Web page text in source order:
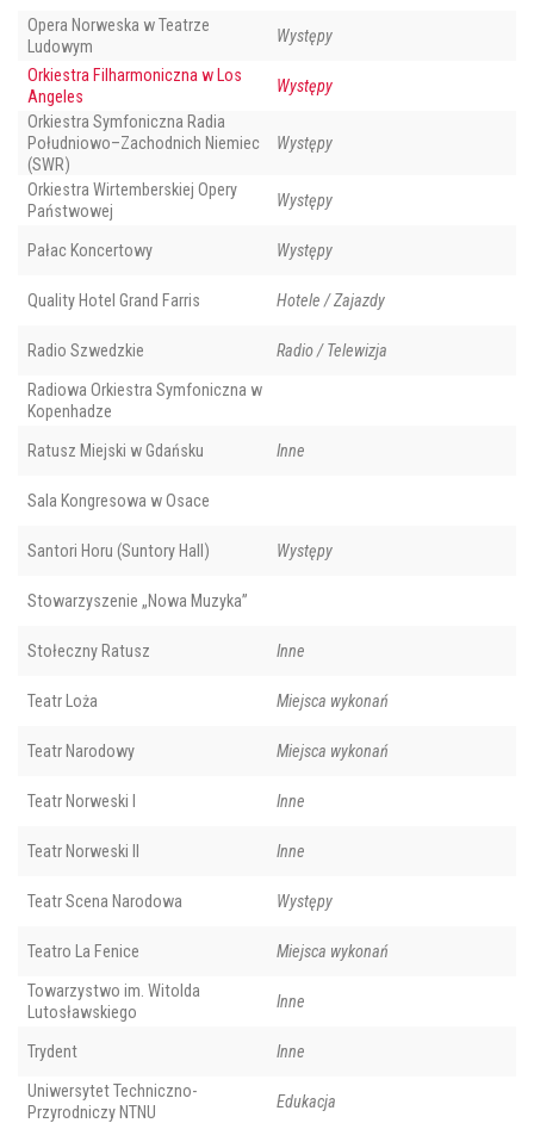
Opera Norweska w Teatrze
Ludowym
Występy
Orkiestra Filharmoniczna w Los
Angeles
Występy
Orkiestra Symfoniczna Radia
Południowo–Zachodnich Niemiec
(SWR)
Występy
Orkiestra Wirtemberskiej Opery
Państwowej
Występy
Pałac Koncertowy Występy
Quality Hotel Grand Farris Hotele / Zajazdy
Radio Szwedzkie Radio / Telewizja
Radiowa Orkiestra Symfoniczna w
Kopenhadze
Ratusz Miejski w Gdańsku Inne
Sala Kongresowa w Osace
Santori Horu (Suntory Hall) Występy
Stowarzyszenie „Nowa Muzyka”
Stołeczny Ratusz Inne
Teatr Loża Miejsca wykonań
Teatr Narodowy Miejsca wykonań
Teatr Norweski I Inne
Teatr Norweski II Inne
Teatr Scena Narodowa Występy
Teatro La Fenice Miejsca wykonań
Towarzystwo im. Witolda
Lutosławskiego
Inne
Trydent Inne
Uniwersytet Techniczno-
Przyrodniczy NTNU
Edukacja